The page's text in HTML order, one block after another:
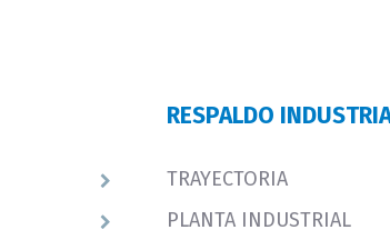
RESPALDO
TRAYECTORIA
PLANTA INDUSTRIAL